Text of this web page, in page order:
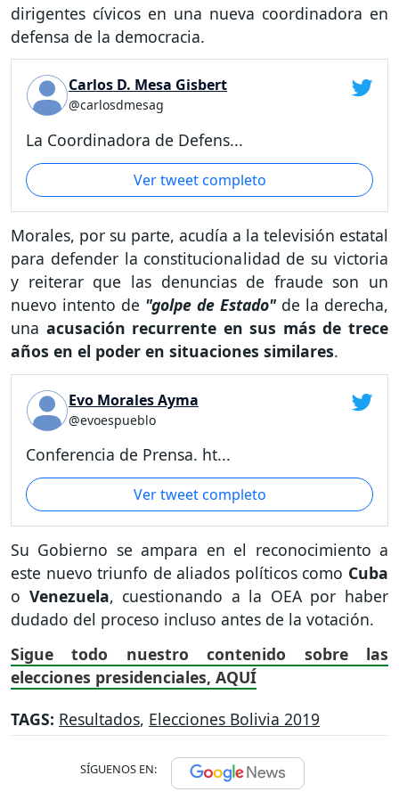
dirigentes cívicos en una nueva coordinadora en
defensa de la democracia.
Carlos D. Mesa Gisbert
@carlosdmesag
La Coordinadora de Defens...
Ver tweet completo
Morales, por su parte, acudía a la televisión estatal
para defender la constitucionalidad de su victoria
y reiterar que las denuncias de fraude son un
nuevo intento de "golpe de Estado" de la derecha,
una acusación recurrente en sus más de trece
años en el poder en situaciones similares.
Evo Morales Ayma
@evoespueblo
Conferencia de Prensa. ht...
Ver tweet completo
Su Gobierno se ampara en el reconocimiento a
este nuevo triunfo de aliados políticos como Cuba
o Venezuela, cuestionando a la OEA por haber
dudado del proceso incluso antes de la votación.
Sigue todo nuestro contenido sobre las
elecciones presidenciales, AQUÍ
TAGS: Resultados, Elecciones Bolivia 2019
SÍGUENOS EN: